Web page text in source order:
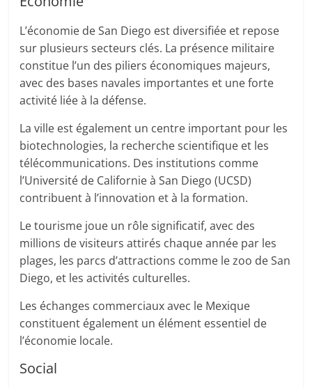
L’économie de San Diego est diversifiée et repose
sur plusieurs secteurs clés. La présence militaire
constitue l’un des piliers économiques majeurs,
avec des bases navales importantes et une forte
activité liée à la défense.
La ville est également un centre important pour les
biotechnologies, la recherche scientifique et les
télécommunications. Des institutions comme
l’Université de Californie à San Diego (UCSD)
contribuent à l’innovation et à la formation.
Le tourisme joue un rôle significatif, avec des
millions de visiteurs attirés chaque année par les
plages, les parcs d’attractions comme le zoo de San
Diego, et les activités culturelles.
Les échanges commerciaux avec le Mexique
constituent également un élément essentiel de
l’économie locale.
Social